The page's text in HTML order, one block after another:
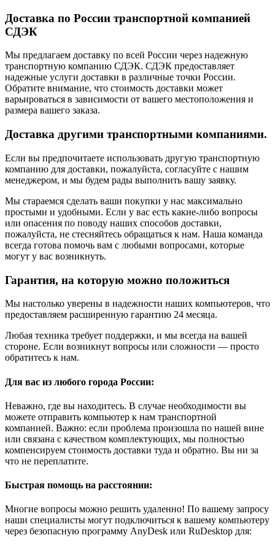
Доставка по России транспортной компанией
СДЭК
Мы предлагаем доставку по всей России через надежную
транспортную компанию СДЭК. СДЭК предоставляет
надежные услуги доставки в различные точки России.
Обратите внимание, что стоимость доставки может
варьироваться в зависимости от вашего местоположения и
размера вашего заказа.
Доставка другими транспортными компаниями.
Если вы предпочитаете использовать другую транспортную
компанию для доставки, пожалуйста, согласуйте с нашим
менеджером, и мы будем рады выполнить вашу заявку.
Мы стараемся сделать ваши покупки у нас максимально
простыми и удобными. Если у вас есть какие-либо вопросы
или опасения по поводу наших способов доставки,
пожалуйста, не стесняйтесь обращаться к нам. Наша команда
всегда готова помочь вам с любыми вопросами, которые
могут у вас возникнуть.
Гарантия, на которую можно положиться
Мы настолько уверены в надежности наших компьютеров, что
предоставляем расширенную гарантию 24 месяца.
Любая техника требует поддержки, и мы всегда на вашей
стороне. Если возникнут вопросы или сложности — просто
обратитесь к нам.
Для вас из любого города России:
Неважно, где вы находитесь. В случае необходимости вы
можете отправить компьютер к нам транспортной
компанией. Важно: если проблема произошла по нашей вине
или связана с качеством комплектующих, мы полностью
компенсируем стоимость доставки туда и обратно. Вы ни за
что не переплатите.
Быстрая помощь на расстоянии:
Многие вопросы можно решить удаленно! По вашему запросу
наши специалисты могут подключиться к вашему компьютеру
через безопасную программу AnyDesk или RuDesktop для: